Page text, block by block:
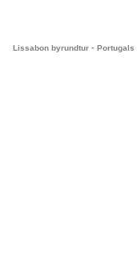
Lissabon byrundtur - Portugals